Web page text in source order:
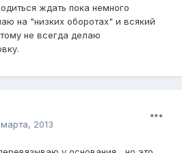
ждать пока немного
на "низких оборотах" и всякий
не всегда делаю
марта, 2013